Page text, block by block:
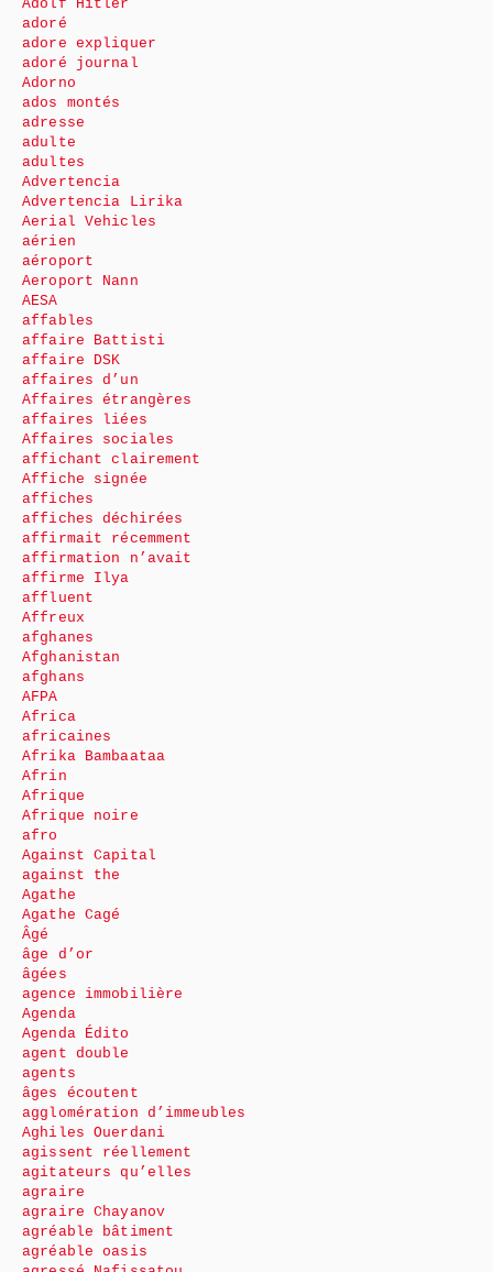
Adolf Hitler
adoré
adore expliquer
adoré journal
Adorno
ados montés
adresse
adulte
adultes
Advertencia
Advertencia Lirika
Aerial Vehicles
aérien
aéroport
Aeroport Nann
AESA
affables
affaire Battisti
affaire DSK
affaires d’un
Affaires étrangères
affaires liées
Affaires sociales
affichant clairement
Affiche signée
affiches
affiches déchirées
affirmait récemment
affirmation n’avait
affirme Ilya
affluent
Affreux
afghanes
Afghanistan
afghans
AFPA
Africa
africaines
Afrika Bambaataa
Afrin
Afrique
Afrique noire
afro
Against Capital
against the
Agathe
Agathe Cagé
Âgé
âge d’or
âgées
agence immobilière
Agenda
Agenda Édito
agent double
agents
âges écoutent
agglomération d’immeubles
Aghiles Ouerdani
agissent réellement
agitateurs qu’elles
agraire
agraire Chayanov
agréable bâtiment
agréable oasis